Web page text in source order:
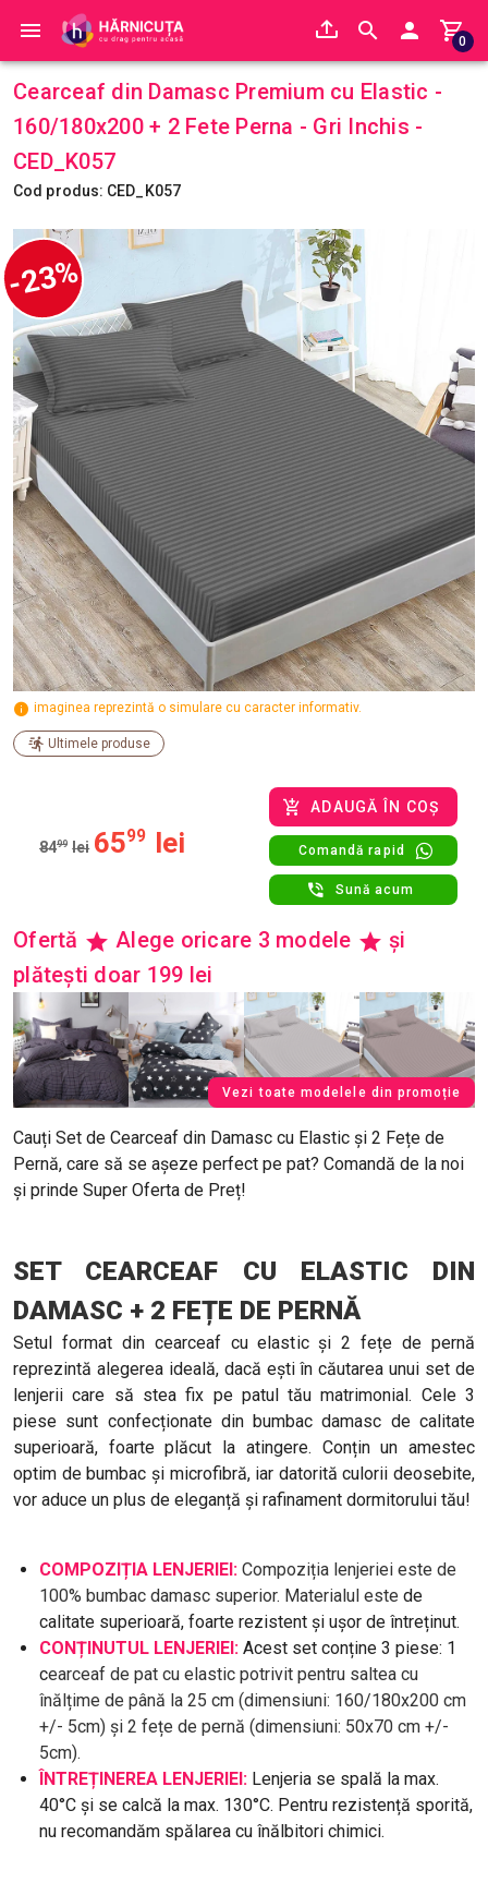
0
Cearceaf din Damasc Premium cu Elastic -
160/180x200 + 2 Fete Perna - Gri Inchis -
CED_K057
Cod produs: CED_K057
-23%
imaginea reprezintă o simulare cu caracter informativ.
Ultimele produse
8499 lei 6599 lei
ADAUGĂ ÎN COȘ
Comandă rapid
Sună acum
Ofertă Alege oricare 3 modele
și
plătești doar 199 lei
Vezi toate modelele din promoție
Cauți Set de Cearceaf din Damasc cu Elastic și 2 Fețe de
Pernă, care să se așeze perfect pe pat? Comandă de la noi
și prinde Super Oferta de Preț!
SET CEARCEAF CU ELASTIC DIN
DAMASC + 2 FEȚE DE PERNĂ
Setul format din cearceaf cu elastic și 2 fețe de pernă
reprezintă alegerea ideală, dacă ești în căutarea unui set de
lenjerii care să stea fix pe patul tău matrimonial. Cele 3
piese sunt confecționate din bumbac damasc de calitate
superioară, foarte plăcut la atingere. Conțin un amestec
optim de bumbac și microfibră, iar datorită culorii deosebite,
vor aduce un plus de eleganță și rafinament dormitorului tău!
COMPOZIȚIA LENJERIEI: Compoziția lenjeriei este de
100% bumbac damasc superior. Materialul este de
calitate superioară, foarte rezistent și ușor de întreținut.
CONȚINUTUL LENJERIEI: Acest set conține 3 piese: 1
cearceaf de pat cu elastic potrivit pentru saltea cu
înălțime de până la 25 cm (dimensiuni: 160/180x200 cm
+/- 5cm) și 2 fețe de pernă (dimensiuni: 50x70 cm +/-
5cm).
ÎNTREȚINEREA LENJERIEI: Lenjeria se spală la max.
40°C și se calcă la max. 130°C. Pentru rezistență sporită,
nu recomandăm spălarea cu înălbitori chimici.